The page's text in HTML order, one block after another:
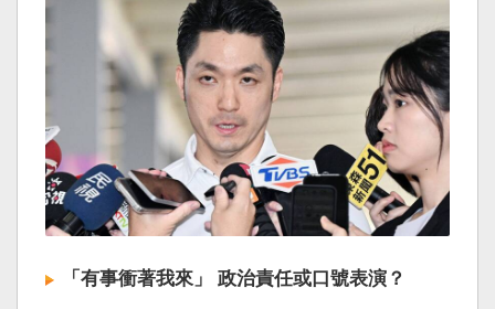
「有事衝著我來」 政治責任或口號表演？